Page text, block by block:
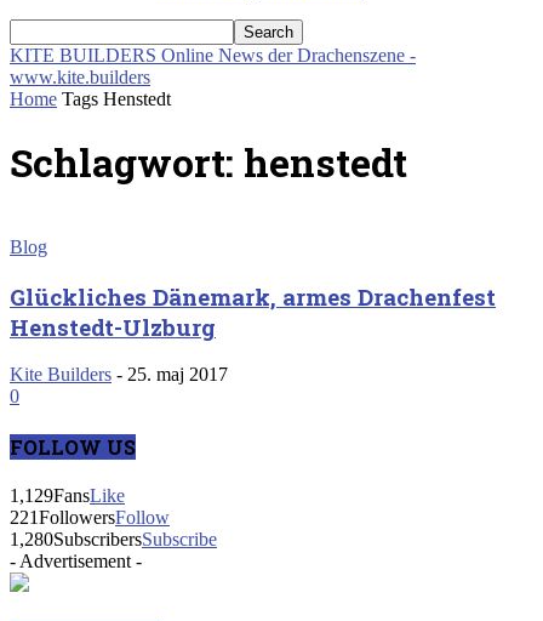
KITE BUILDERS Online News der Drachenszene -
www.kite.builders
Home Tags Henstedt
Schlagwort: henstedt
Blog
Glückliches Dänemark, armes Drachenfest
Henstedt-Ulzburg
Kite Builders - 25. maj 2017
0
FOLLOW US
1,129FansLike
221FollowersFollow
1,280SubscribersSubscribe
- Advertisement -